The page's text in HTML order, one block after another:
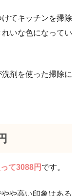
てキッチンを掃除
いな色になってい
洗剤を使った掃除に
て3088円 です。
や高い印象はある